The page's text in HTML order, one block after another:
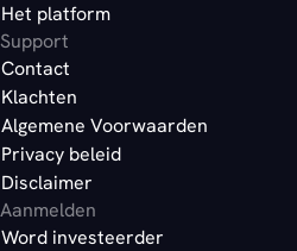
Het platform
Support
Contact
Klachten
Algemene Voorwaarden
Privacy beleid
Disclaimer
Aanmelden
Word investeerder